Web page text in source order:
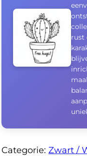
rust
Categorie:Zwart /